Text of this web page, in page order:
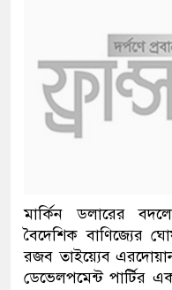
মার্কিন ডলারের
বৈদেশিক বাণিজ্যের
রজব তাইয়্যেব
ডেভেলপমেন্ট পার্টির